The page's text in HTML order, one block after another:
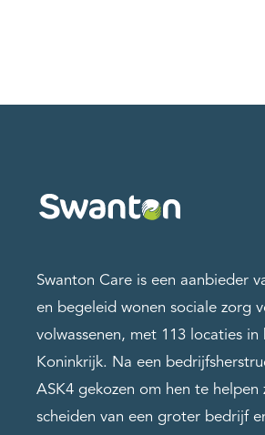
Swanton Care is een aanbieder
en begeleid wonen sociale zorg
volwassenen, met 113 locaties in
Koninkrijk. Na een
ASK4 gekozen om hen te helpen
scheiden van een groter bedrijf